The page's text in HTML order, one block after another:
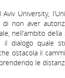
University,
non aver
nell’ambito
dialogo quale
ostacola il
le